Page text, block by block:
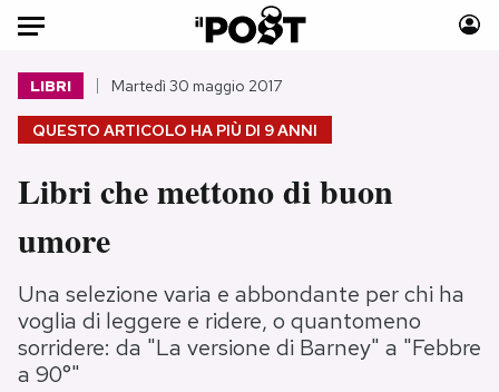
Auto
HOME
Italia
Politica
Tecnologia
Internet
Scienza
Moda
Storie/Idee
Ok Boomer!
Media
QUESTO ARTICOLO HA PIÙ DI 9 ANNI
LIBRI Martedì 30 maggio 2017
Libri che mettono di buon
umore
Una selezione varia e abbondante per chi ha
voglia di leggere e ridere, o quantomeno
sorridere: da "La versione di Barney" a "Febbre
a 90°"